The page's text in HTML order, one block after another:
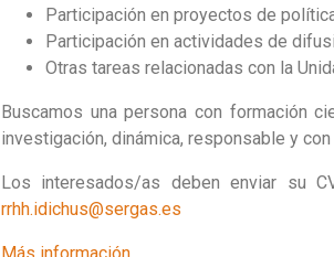
Participación en proyectos de
Participación en actividades de
Otras tareas relacionadas con la
Buscamos una persona con formación
investigación, dinámica, responsable y
Los interesados/as deben enviar su
rrhh.idichus@sergas.es